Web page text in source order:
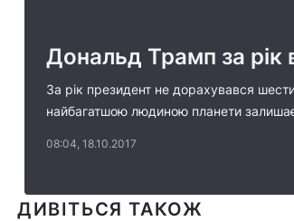
Дональд Трамп за рік
За рік президент не дорахувався
найбагатшою людиною планети
08:04, 18.10.2017
ДИВІТЬСЯ ТАКОЖ